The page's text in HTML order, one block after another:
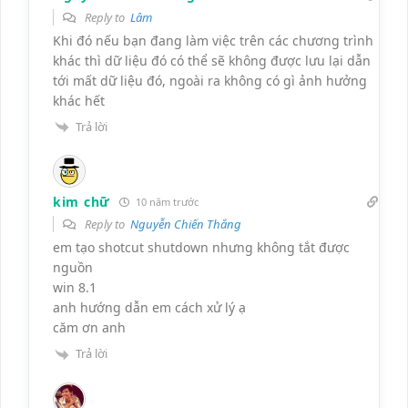
Reply to Lâm
Khi đó nếu bạn đang làm việc trên các chương trình
khác thì dữ liệu đó có thể sẽ không được lưu lại dẫn
tới mất dữ liệu đó, ngoài ra không có gì ảnh hưởng
khác hết
Trả lời
kim chữ 10 năm trước
Reply to Nguyễn Chiến Thắng
em tạo shotcut shutdown nhưng không tắt được
nguồn
win 8.1
anh hướng dẫn em cách xử lý ạ
căm ơn anh
Trả lời